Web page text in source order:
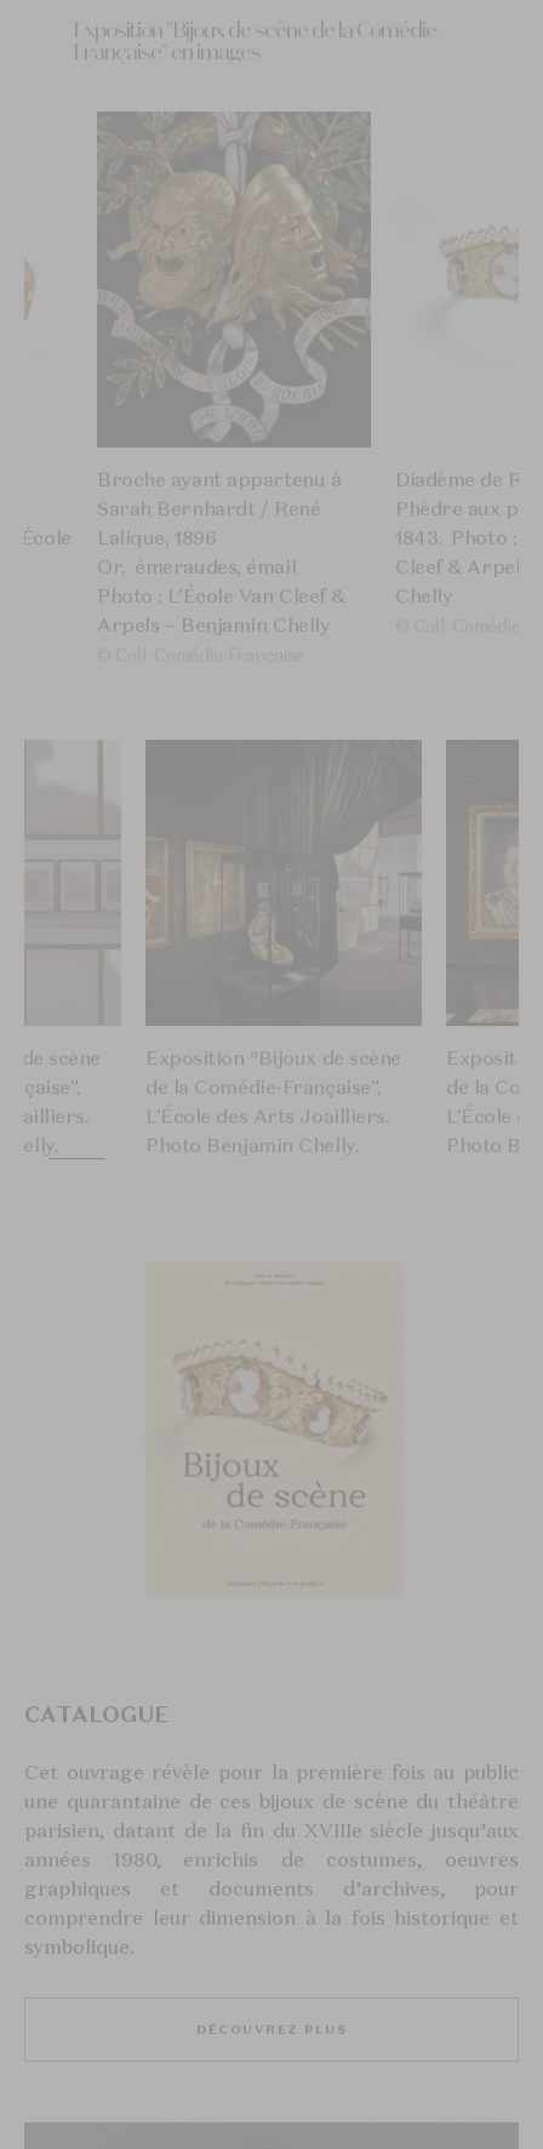
Exposition "Bijoux de scène de la Comédie-
Française" en images
Broche ayant appartenu à
Sarah Bernhardt / René
Lalique, 1896
Or, émeraudes, émail
Photo : L’École Van Cleef &
Arpels – Benjamin Chelly
Diadème de
Phèdre aux
1843. Photo :
Cleef & Arpels
Chelly
de scène
Exposition “Bijoux de scène
de la Comédie-Française”,
L’École des Arts Joailliers.
Photo Benjamin Chelly.
de la
L’École
Photo
CATALOGUE
Cet ouvrage révèle pour la première fois au public
une quarantaine de ces bijoux de scène du théâtre
parisien, datant de la fin du XVIIIe siècle jusqu’aux
années 1980, enrichis de costumes, oeuvres
graphiques et documents d’archives, pour
comprendre leur dimension à la fois historique et
symbolique.
DÉCOUVREZ PLUS